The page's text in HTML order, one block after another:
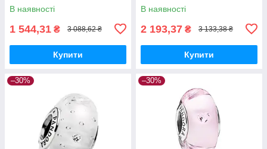
В наявності
1 544,31 ₴ 3 088,62 ₴
Купити
В наявності
2 193,37 ₴ 3 133,38 ₴
Купити
–30% –30%